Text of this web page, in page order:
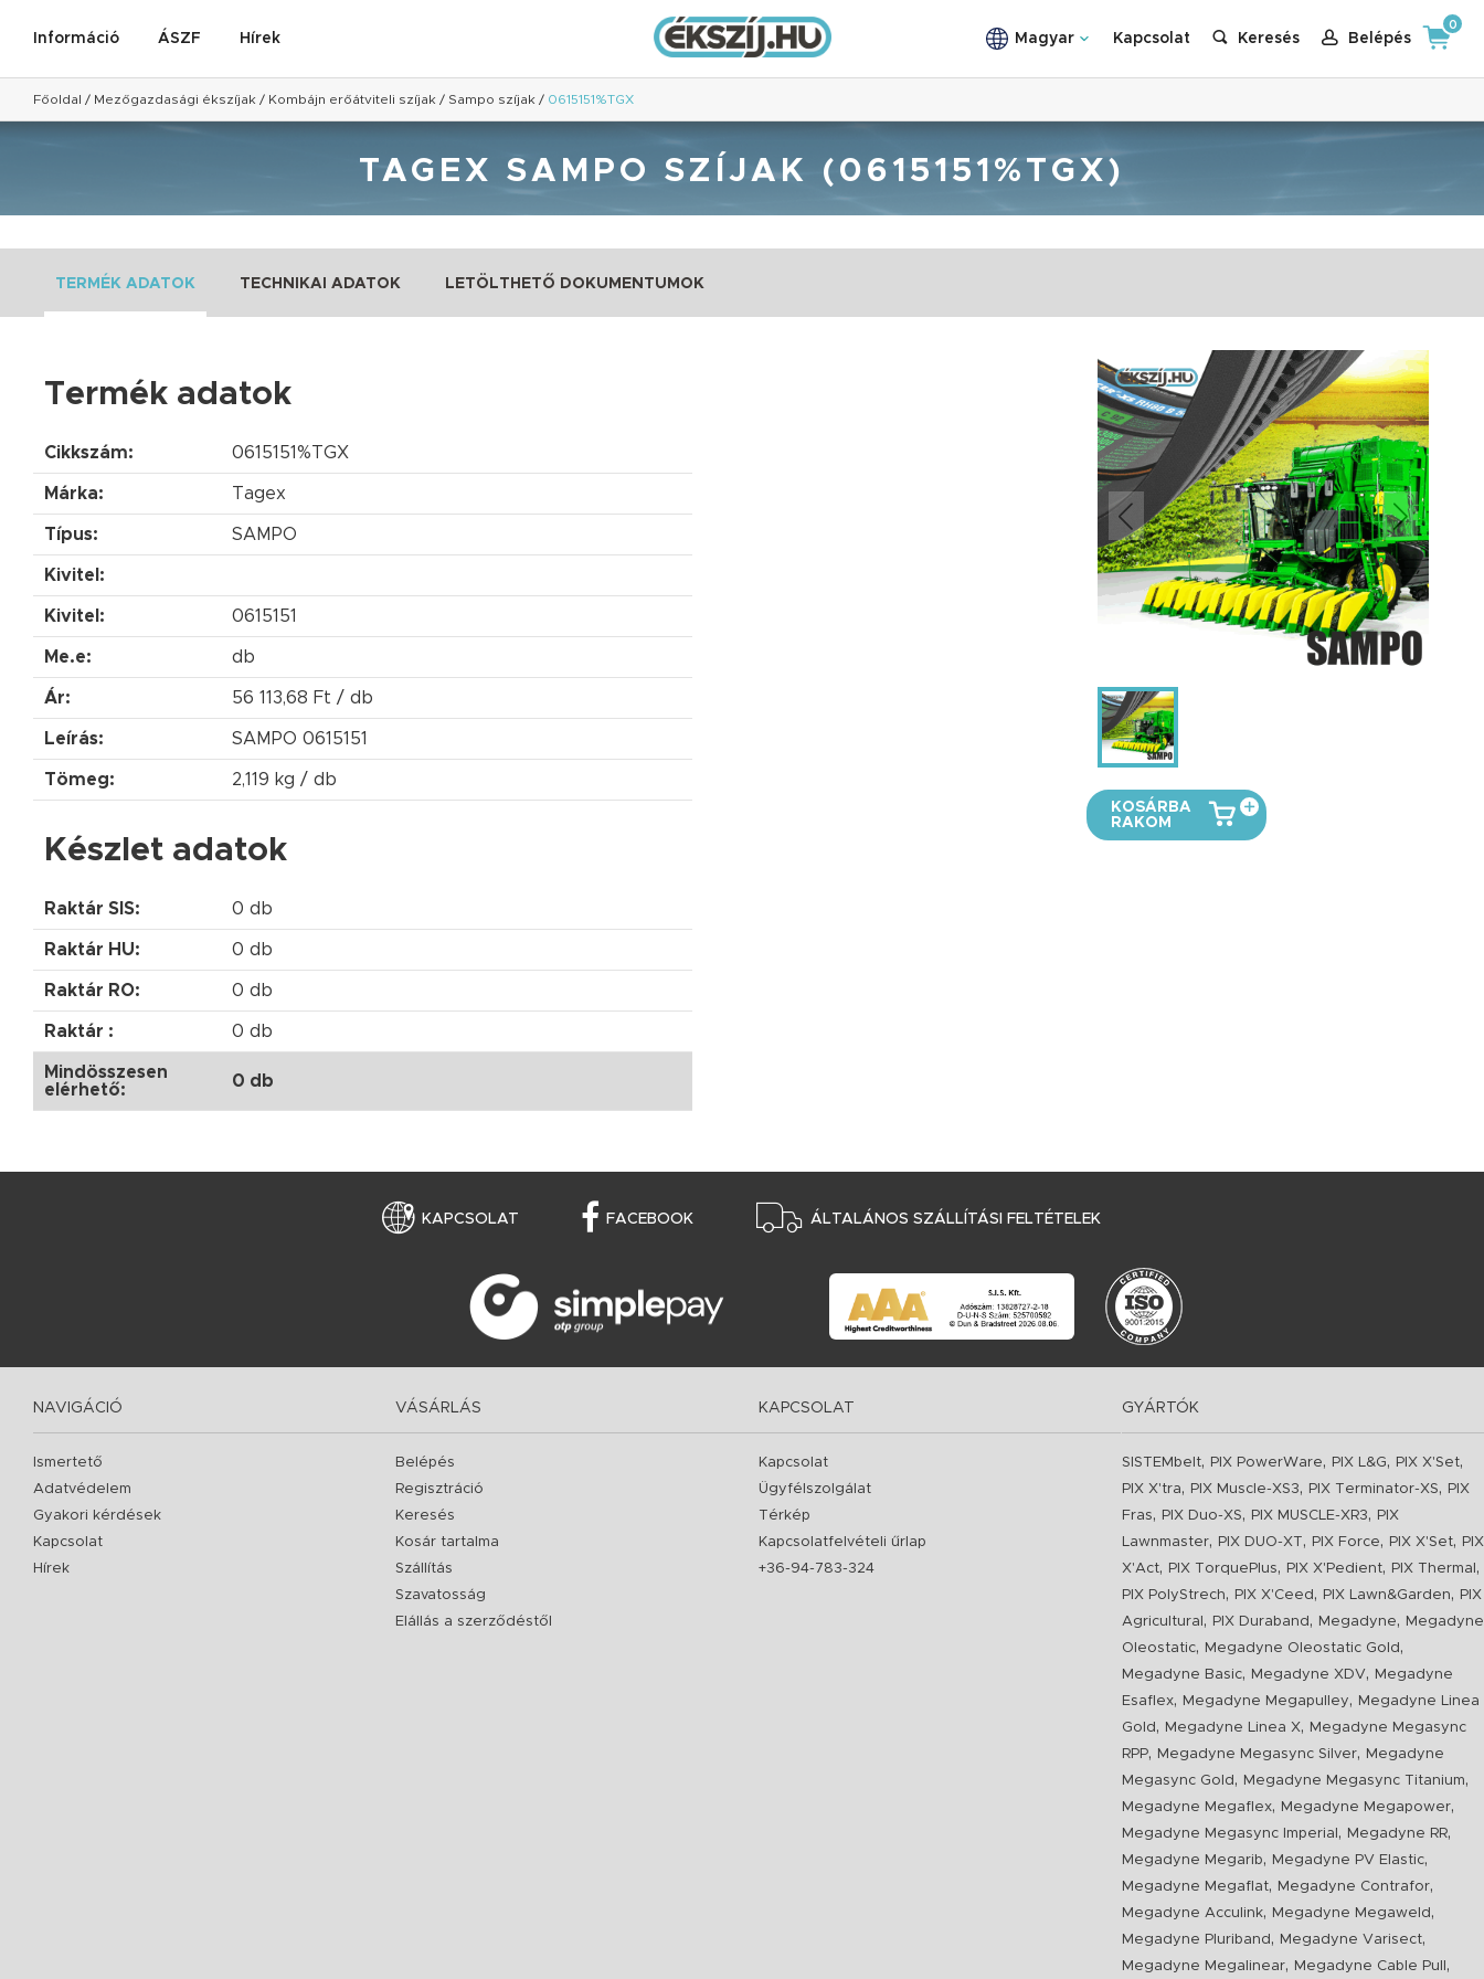
Információ ÁSZF Hírek Magyar Kapcsolat Keresés Belépés
0
Főoldal / Mezőgazdasági ékszíjak / Kombájn erőátviteli szíjak / Sampo szíjak / 0615151%TGX
TAGEX SAMPO SZÍJAK (0615151%TGX)
TERMÉK ADATOK TECHNIKAI ADATOK LETÖLTHETŐ DOKUMENTUMOK
Termék adatok
Cikkszám: 0615151%TGX
Márka: Tagex
Típus: SAMPO
Kivitel:
Kivitel: 0615151
Me.e: db
Ár: 56 113,68 Ft / db
Leírás: SAMPO 0615151
Tömeg: 2,119 kg / db
Készlet adatok
Raktár SIS: 0 db
Raktár HU: 0 db
Raktár RO: 0 db
Raktár : 0 db
Mindösszesen
elérhető:
0 db
KOSÁRBA
RAKOM
KAPCSOLAT FACEBOOK ÁLTALÁNOS SZÁLLÍTÁSI FELTÉTELEK
NAVIGÁCIÓ
Ismertető
Adatvédelem
Gyakori kérdések
Kapcsolat
Hírek
VÁSÁRLÁS
Belépés
Regisztráció
Keresés
Kosár tartalma
Szállítás
Szavatosság
Elállás a szerződéstől
KAPCSOLAT
Kapcsolat
Ügyfélszolgálat
Térkép
Kapcsolatfelvételi űrlap
+36-94-783-324
GYÁRTÓK
SISTEMbelt, PIX PowerWare, PIX L&G, PIX X'Set,
PIX X'tra, PIX Muscle-XS3, PIX Terminator-XS,
PIX
Fras, PIX Duo-XS, PIX MUSCLE-XR3,
PIX
Lawnmaster, PIX DUO-XT, PIX Force, PIX X'Set,
PIX
X'Act, PIX TorquePlus, PIX X'Pedient, PIX Thermal ,
PIX PolyStrech, PIX X'Ceed , PIX Lawn&Garden,
PIX
Agricultural , PIX Duraband , Megadyne,
Megadyne
Oleostatic, Megadyne Oleostatic Gold ,
Megadyne Basic, Megadyne XDV,
Megadyne
Esaflex, Megadyne Megapulley,
Megadyne Linea
Gold , Megadyne Linea X,
Megadyne Megasync
RPP, Megadyne Megasync Silver,
Megadyne
Megasync Gold , Megadyne Megasync Titanium,
Megadyne Megaflex, Megadyne Megapower,
Megadyne Megasync Imperial , Megadyne RR,
Megadyne Megarib, Megadyne PV Elastic,
Megadyne Megaflat, Megadyne Contrafor,
Megadyne Acculink, Megadyne Megaweld ,
Megadyne Pluriband , Megadyne Varisect,
Megadyne Megalinear, Megadyne Cable Pull ,